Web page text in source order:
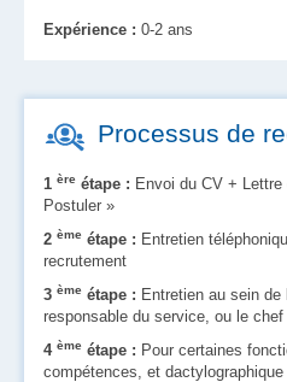
Expérience : 0-2 ans
Processus de
1 ère étape : Envoi du CV +
Postuler »
2 ème étape : Entretien
recrutement
3 ème étape : Entretien au sein de
responsable du service, ou le chef
4 ème étape : Pour certaines
compétences, et